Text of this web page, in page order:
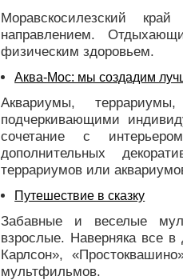
Моравскосилезский
направлением.
физическим здоровьем.
Аква-Мос: мы создадим
Аквариумы,
подчеркивающими
сочетание с
дополнительных
террариумов или
Путешествие в сказку
Забавные и веселые
взрослые. Наверняка все
Карлсон»,
мультфильмов.